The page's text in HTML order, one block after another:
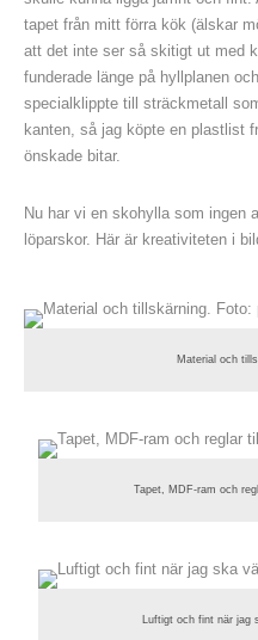
tapet från mitt förra kök (älskar
att det inte ser så skitigt ut med
funderade länge på hyllplanen
specialklippte till sträckmetall
kanten, så jag köpte en plastlist
önskade bitar.
Nu har vi en skohylla som ingen
löparskor. Här är kreativiteten i
Material och
Tapet, MDF-ram och
Luftigt och fint när